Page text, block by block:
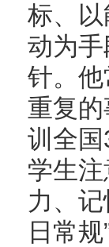
标、
动为
针。
重复
训全
学生
力、
日常